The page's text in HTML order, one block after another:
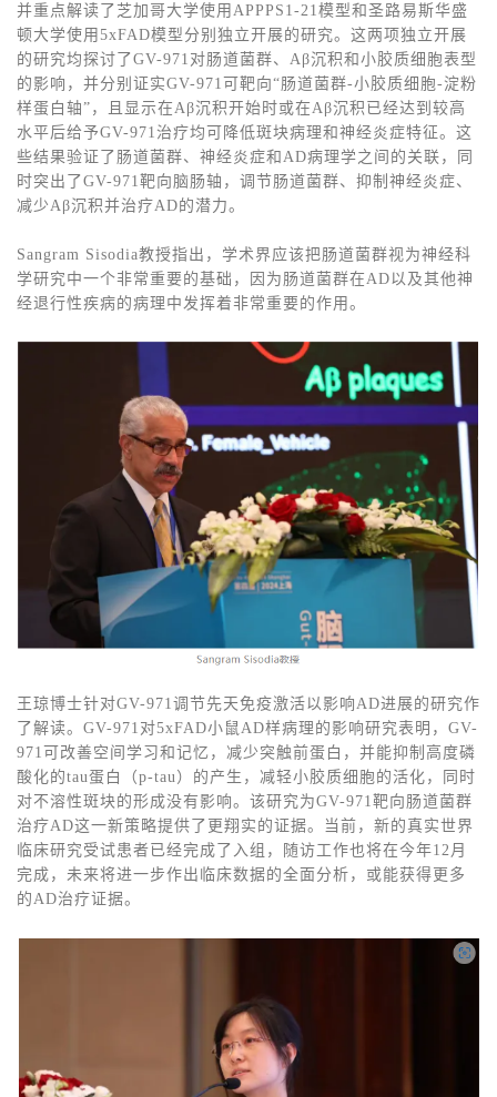
并重点解读了芝加哥大学使用APPPS1-21模型和圣路易斯华盛
顿大学使用5xFAD模型分别独立开展的研究。这两项独立开展
的研究均探讨了GV-971对肠道菌群、Aβ沉积和小胶质细胞表型
的影响，并分别证实GV-971可靶向“肠道菌群-小胶质细胞-淀粉
样蛋白轴”，且显示在Aβ沉积开始时或在Aβ沉积已经达到较高
水平后给予GV-971治疗均可降低斑块病理和神经炎症特征。这
些结果验证了肠道菌群、神经炎症和AD病理学之间的关联，同
时突出了GV-971靶向脑肠轴，调节肠道菌群、抑制神经炎症、
减少Aβ沉积并治疗AD的潜力。
Sangram Sisodia教授指出，学术界应该把肠道菌群视为神经科
学研究中一个非常重要的基础，因为肠道菌群在AD以及其他神
经退行性疾病的病理中发挥着非常重要的作用。
王琼博士针对GV-971调节先天免疫激活以影响AD进展的研究作
了解读。GV-971对5xFAD小鼠AD样病理的影响研究表明，GV-
971可改善空间学习和记忆，减少突触前蛋白，并能抑制高度磷
酸化的tau蛋白（p-tau）的产生，减轻小胶质细胞的活化，同时
对不溶性斑块的形成没有影响。该研究为GV-971靶向肠道菌群
治疗AD这一新策略提供了更翔实的证据。当前，新的真实世界
临床研究受试患者已经完成了入组，随访工作也将在今年12月
完成，未来将进一步作出临床数据的全面分析，或能获得更多
的AD治疗证据。